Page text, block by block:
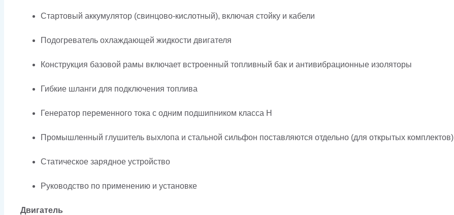
Стартовый аккумулятор (свинцово-кислотный), включая стойку и кабели
Подогреватель охлаждающей жидкости двигателя
Конструкция базовой рамы включает встроенный топливный бак и антивибрационные изоляторы
Гибкие шланги для подключения топлива
Генератор переменного тока с одним подшипником класса H
Промышленный глушитель выхлопа и стальной сильфон поставляются отдельно (для открытых комплектов)
Статическое зарядное устройство
Руководство по применению и установке
Двигатель